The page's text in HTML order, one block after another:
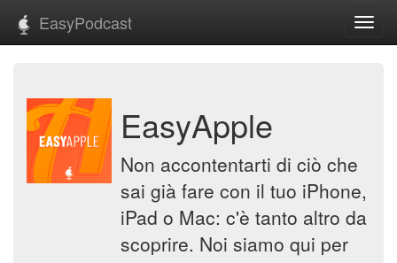
EasyPodcast
EasyApple
Non accontentarti di ciò che
sai già fare con il tuo iPhone,
iPad o Mac: c'è tanto altro da
scoprire. Noi siamo qui per